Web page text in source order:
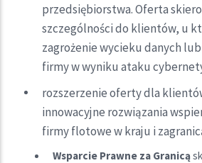
przedsiębiorstwa. Oferta
szczególności do klientów, u
zagrożenie wycieku danych
firmy w wyniku ataku
rozszerzenie oferty dla
innowacyjne rozwiązania
firmy flotowe w kraju i
Wsparcie Prawne za Granicą